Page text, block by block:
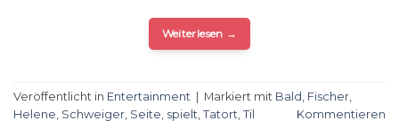
Weiterlesen →
Veröffentlicht in Entertainment Markiert mit Bald Fischer
Helene Schweiger Seite spielt Tatort Til Kommentieren